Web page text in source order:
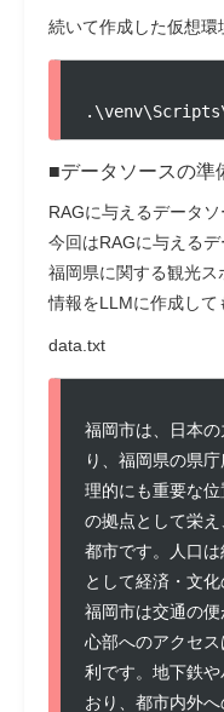
続いて作成した仮想環
■データソースの準
RAGに与えるデータソ
今回はRAGに与える
福岡県に関する観光
情報をLLMに作成して
data.txt
福岡市は、日本
り、福岡県の県
理的にも重要な
の拠点として栄
都市です。人口
として経済・文化
福岡市は交通の
心部へのアクセ
利です。地下鉄
おり、都市内外